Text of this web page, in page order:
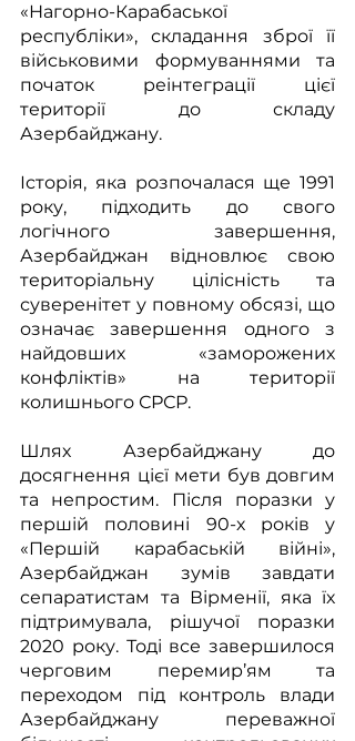
«Нагорно-Карабаської
республіки», складання зброї її
військовими формуваннями та
початок реінтеграції цієї
території до складу
Азербайджану.
Історія, яка розпочалася ще 1991
року, підходить до свого
логічного завершення,
Азербайджан відновлює свою
територіальну цілісність та
суверенітет у повному обсязі, що
означає завершення одного з
найдовших «заморожених
конфліктів» на території
колишнього СРСР.
Шлях Азербайджану до
досягнення цієї мети був довгим
та непростим. Після поразки у
першій половині 90-х років у
«Першій карабаській війні»,
Азербайджан зумів завдати
сепаратистам та Вірменії, яка їх
підтримувала, рішучої поразки
2020 року. Тоді все завершилося
черговим перемир’ям та
переходом під контроль влади
Азербайджану переважної